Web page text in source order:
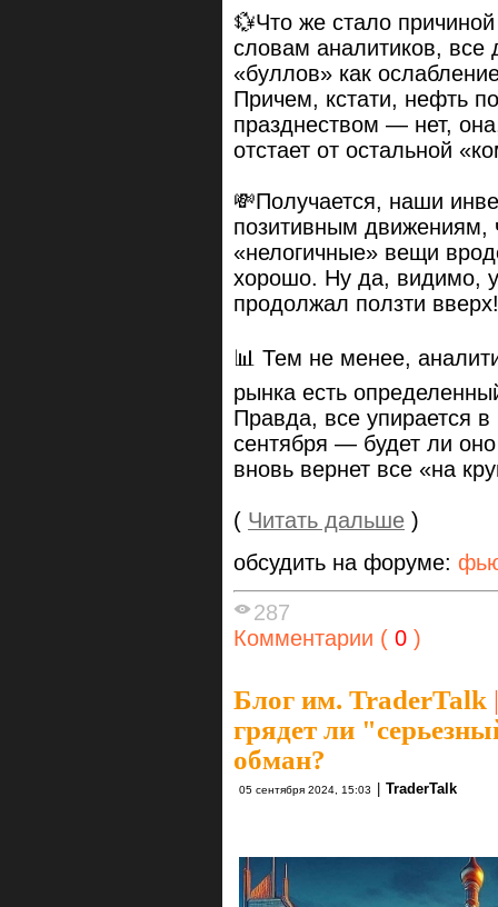
💱Что же стало
словам аналитиков, все
«буллов» как
Причем, кстати, нефть
празднеством — нет,
отстает от остальной
💸Получается, наши
позитивным движениям,
«нелогичные» вещи
хорошо. Ну да, видимо,
продолжал ползти вверх!
📊 Тем не менее,
рынка есть
Правда, все упирается
сентября — будет ли
вновь вернет все «на
( Читать дальше )
обсудить на форуме:
287
Комментарии ( 0 )
Блог им. TraderTalk |
грядет ли
обман?
05 сентября 2024, 15:03 | TraderTalk